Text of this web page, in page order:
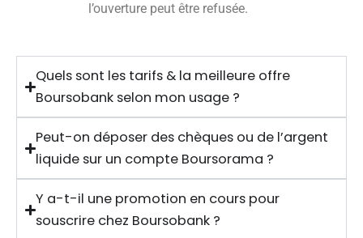
l’ouverture peut être refusée.
Quels sont les tarifs & la meilleure offre
Boursobank selon mon usage ?
Peut-on déposer des chèques ou de l’argent
liquide sur un compte Boursorama ?
Y a-t-il une promotion en cours pour
souscrire chez Boursobank ?